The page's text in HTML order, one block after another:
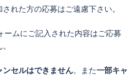
れた方の応募はご遠慮下さい。
ームにご記入された内容はご応募
ンセルはできません。また一部キャ